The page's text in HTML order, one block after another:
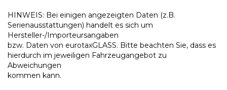
HINWEIS: Bei einigen angezeigten Daten (z.B.
Serienausstattungen) handelt es sich um
Hersteller-/Importeursangaben
bzw. Daten von eurotaxGLASS. Bitte beachten Sie, dass es
hierdurch im jeweiligen Fahrzeugangebot zu
Abweichungen
kommen kann.